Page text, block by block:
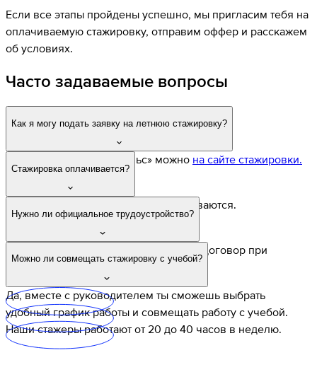
Если все этапы пройдены успешно, мы пригласим тебя на
оплачиваемую стажировку, отправим оффер и расскажем
об условиях.
Часто задаваемые вопросы
Как я могу подать заявку на летнюю стажировку?
Подать заявку на «Импульс» можно на сайте стажировки.
Стажировка оплачивается?
Да, все стажировки в YADRO оплачиваются.
Нужно ли официальное трудоустройство?
Да, мы заключаем срочный трудовой договор при
оформлении на стажировку.
Можно ли совмещать стажировку с учебой?
Да, вместе с руководителем ты сможешь выбрать
удобный график работы и совмещать работу с учебой.
Наши стажеры работают от 20 до 40 часов в неделю.